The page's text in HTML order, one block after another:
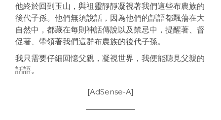
他終於回到玉山，與祖靈靜靜凝視著我們這些布農族的
後代子孫。他們無須說話，因為他們的話語都飄蕩在大
自然中，都藏在每則神話傳說以及禁忌中，提醒著、督
促著、帶領著我們這群布農族的後代子孫。
我只需要仔細回憶父親，凝視世界，我便能聽見父親的
話語。
[AdSense-A]